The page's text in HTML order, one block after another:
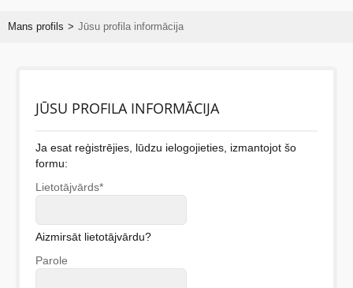
NODERĪGI
AKCIJAS
Mans profils > Jūsu profila informācija
JŪSU PROFILA INFORMĀCIJA
Ja esat reģistrējies, lūdzu ielogojieties, izmantojot šo
formu:
Lietotājvārds*
Aizmirsāt lietotājvārdu?
Parole